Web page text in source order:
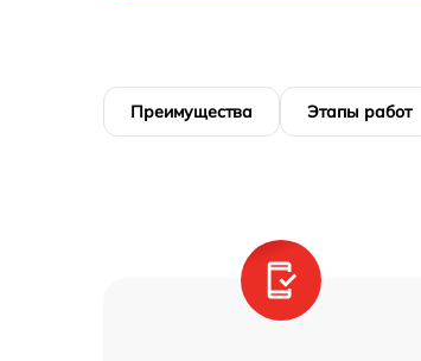
Преимущества Этапы работ